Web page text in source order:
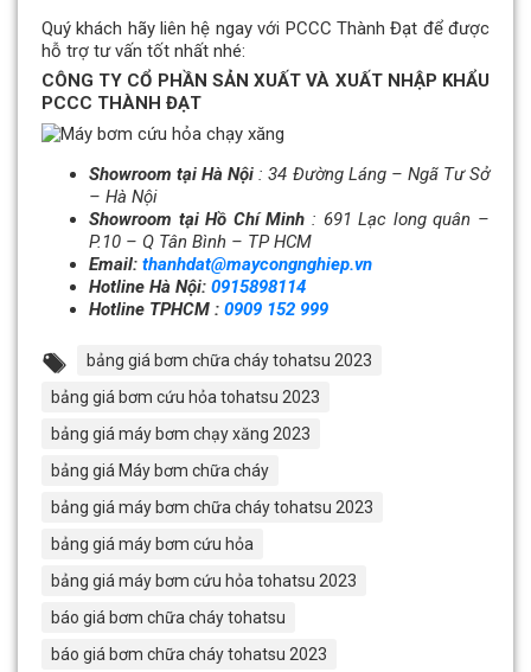
Quý khách hãy liên hệ ngay với PCCC Thành Đạt để được
hỗ trợ tư vấn tốt nhất nhé:
CÔNG TY CỔ PHẦN SẢN XUẤT VÀ XUẤT NHẬP KHẨU
PCCC THÀNH ĐẠT
Showroom tại Hà Nội : 34 Đường Láng – Ngã Tư Sở
– Hà Nội
Showroom tại Hồ Chí Minh : 691 Lạc long quân –
P.10 – Q Tân Bình – TP HCM
Email: thanhdat@maycongnghiep.vn
Hotline Hà Nội: 0915898114
Hotline TPHCM : 0909 152 999
bảng giá bơm chữa cháy tohatsu 2023
bảng giá bơm cứu hỏa tohatsu 2023
bảng giá máy bơm chạy xăng 2023
bảng giá Máy bơm chữa cháy
bảng giá máy bơm chữa cháy tohatsu 2023
bảng giá máy bơm cứu hỏa
bảng giá máy bơm cứu hỏa tohatsu 2023
báo giá bơm chữa cháy tohatsu
báo giá bơm chữa cháy tohatsu 2023